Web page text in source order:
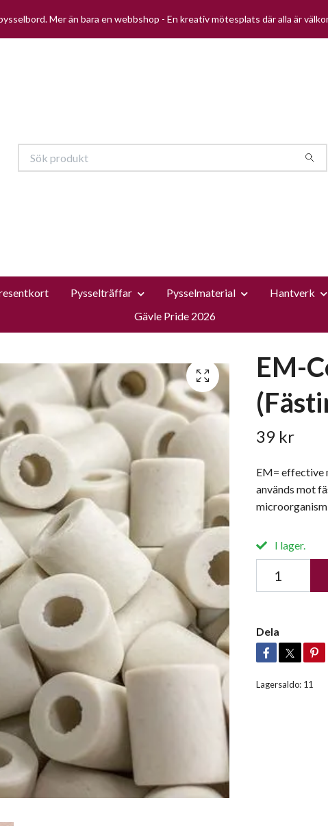
Mer än bara en webbshop - En kreativ mötesplats där alla är
Pysselträffar Pysselmaterial
Hantverk
Gävle Pride 2026
EM-
39 kr
EM= effective
används mot
I lager.
Dela
Lagersaldo: 11